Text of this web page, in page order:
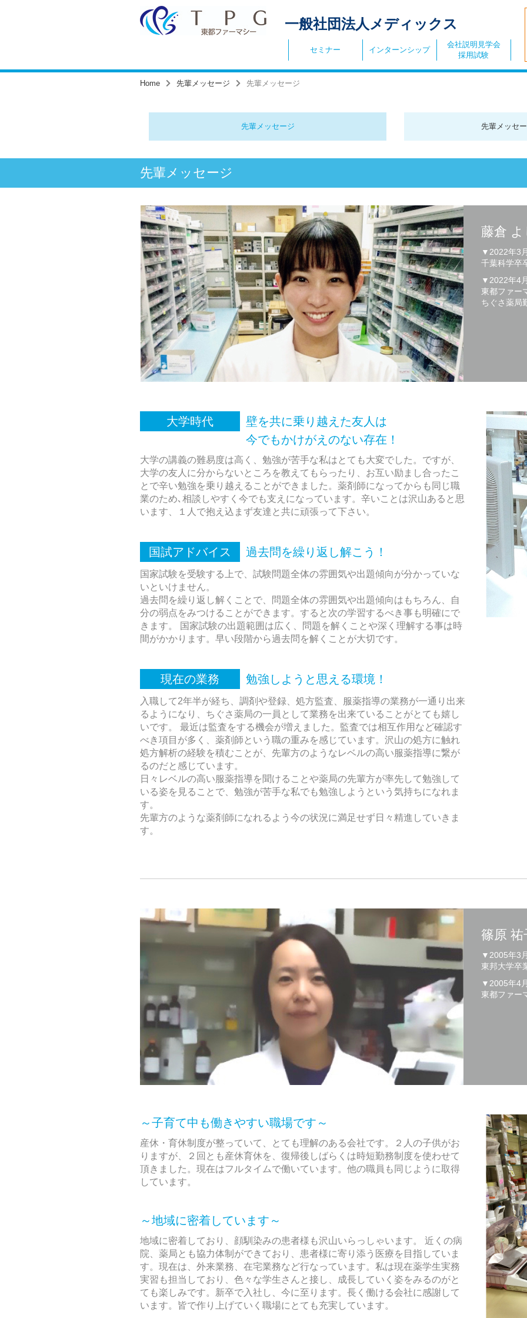
一般社団法人メディックス
セミナー インターンシップ
会社説明見学会
採用試験
Home 先輩メッセージ 先輩メッセージ
先輩メッセージ 先輩メッセー
先輩メッセージ
藤倉 よ
▼2022年3月
千葉科学卒
▼2022年4月
東都ファー
ちぐさ薬局
大学時代
壁を共に乗り越えた友人は
今でもかけがえのない存在！
大学の講義の難易度は高く、勉強が苦手な私はとても大変でした。ですが、
大学の友人に分からないところを教えてもらったり、お互い励まし合ったこ
とで辛い勉強を乗り越えることができました。薬剤師になってからも同じ職
業のため､相談しやすく今でも支えになっています。辛いことは沢山あると思
います、１人で抱え込まず友達と共に頑張って下さい。
国試アドバイス 過去問を繰り返し解こう！
国家試験を受験する上で、試験問題全体の雰囲気や出題傾向が分かっていな
いといけません。
過去問を繰り返し解くことで、問題全体の雰囲気や出題傾向はもちろん、自
分の弱点をみつけることができます。すると次の学習するべき事も明確にで
きます。 国家試験の出題範囲は広く、問題を解くことや深く理解する事は時
間がかかります。早い段階から過去問を解くことが大切です。
現在の業務 勉強しようと思える環境！
入職して2年半が経ち、調剤や登録、処方監査、服薬指導の業務が一通り出来
るようになり、ちぐさ薬局の一員として業務を出来ていることがとても嬉し
いです。 最近は監査をする機会が増えました。監査では相互作用など確認す
べき項目が多く、薬剤師という職の重みを感じています。沢山の処方に触れ
処方解析の経験を積むことが、先輩方のようなレベルの高い服薬指導に繋が
るのだと感じています。
日々レベルの高い服薬指導を聞けることや薬局の先輩方が率先して勉強して
いる姿を見ることで、勉強が苦手な私でも勉強しようという気持ちになれま
す。
先輩方のような薬剤師になれるよう今の状況に満足せず日々精進していきま
す。
篠原 祐
▼2005年3月
東邦大学卒
▼2005年4月
東都ファー
～子育て中も働きやすい職場です～
産休・育休制度が整っていて、とても理解のある会社です。２人の子供がお
りますが、２回とも産休育休を、復帰後しばらくは時短勤務制度を使わせて
頂きました。現在はフルタイムで働いています。他の職員も同じように取得
しています。
～地域に密着しています～
地域に密着しており、顔馴染みの患者様も沢山いらっしゃいます。 近くの病
院、薬局とも協力体制ができており、患者様に寄り添う医療を目指していま
す。現在は、外来業務、在宅業務など行なっています。私は現在薬学生実務
実習も担当しており、色々な学生さんと接し、成長していく姿をみるのがと
ても楽しみです。新卒で入社し、今に至ります。長く働ける会社に感謝して
います。皆で作り上げていく職場にとても充実しています。